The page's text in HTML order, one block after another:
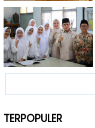
TERPOPULER